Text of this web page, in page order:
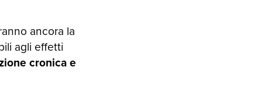
ancora la
agli effetti
cronica e